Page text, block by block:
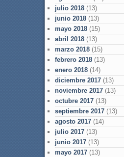
julio 2018(13)
junio 2018(13)
mayo 2018(15)
abril 2018(13)
marzo 2018(15)
febrero 2018(13)
enero 2018(14)
diciembre 2017(13)
noviembre 2017(13)
octubre 2017(13)
septiembre 2017(13)
agosto 2017(14)
julio 2017(13)
junio 2017(13)
mayo 2017(13)